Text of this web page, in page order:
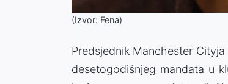
(Izvor: Fena)
Predsjednik Manchester
desetogodišnjeg mandata u